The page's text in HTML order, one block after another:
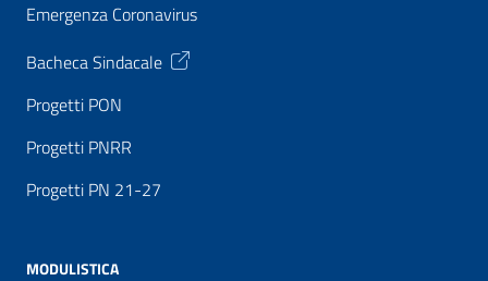
Emergenza Coronavirus
Bacheca Sindacale
Progetti PON
Progetti PNRR
Progetti PN 21-27
MODULISTICA